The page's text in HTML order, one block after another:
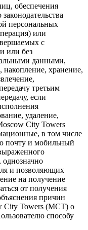
обеспечения
персональных
или
с
или без
данными,
накопление, хранение,
третьим
если
удаление,
City Towers
в том числе
почту и мобильный
и позволяющих
на получение
от получения
причин
City Towers (МСТ) о
способу